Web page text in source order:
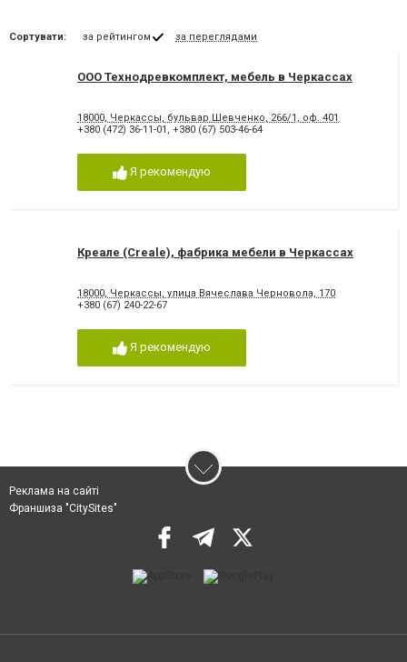
Сортувати: за рейтингом за переглядами
ООО Технодревкомплект, мебель в Черкассах
18000, Черкассы, бульвар Шевченко, 266/1, оф. 401
+380 (472) 36-11-01 , +380 (67) 503-46-64
Я рекомендую
Креале (Creale), фабрика мебели в Черкассах
18000, Черкассы, улица Вячеслава Черновола, 170
+380 (67) 240-22-67
Я рекомендую
Реклама на сайті
Франшиза "CitySites"